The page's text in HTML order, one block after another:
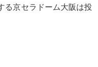
る京セラドーム大阪は投